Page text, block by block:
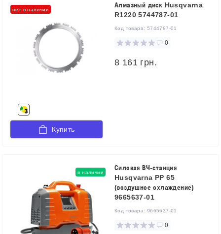
нет в наличии
Алмазный диск Husqvarna
R1220 5744787-01
Код товара: 5744787-01
0
8 161 грн.
Купить
в наличии
Силовая ВЧ-станция
Husqvarna PP 65
(воздушное охлаждение)
9665637-01
Код товара: 9665637-01
0